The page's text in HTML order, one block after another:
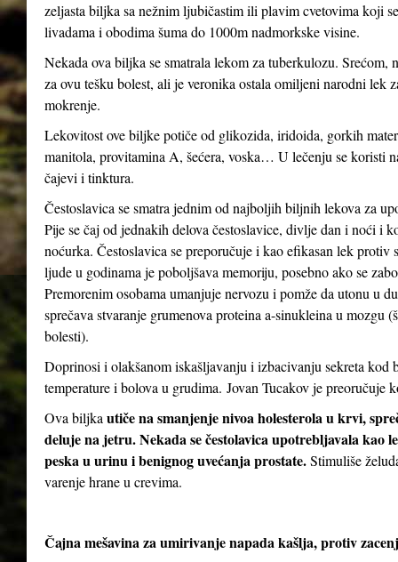
zeljasta biljka sa nežnim ljubičastim ili plavim cvetovima koji
livadama i obodima šuma do 1000m nadmorkske visine.
Nekada ova biljka se smatrala lekom za tuberkulozu.
za ovu tešku bolest, ali je veronika ostala omiljeni narodni lek
mokrenje.
Lekovitost ove biljke potiče od glikozida, iridoida, gorkih
manitola, provitamina A, šećera, voska… U lečenju se koristi
čajevi i tinktura.
Čestoslavica se smatra jednim od najboljih biljnih lekova za
Pije se čaj od jednakih delova čestoslavice, divlje dan i noći i
noćurka. Čestoslavica se preporučuje i kao efikasan lek
ljude u godinama je poboljšava memoriju, posebno ako se
Premorenim osobama umanjuje nervozu i pomže da utonu u
sprečava stvaranje grumenova proteina a-sinukleina u mozgu
bolesti).
Doprinosi i olakšanom iskašljavanju i izbacivanju sekreta kod
temperature i bolova u grudima. Jovan Tucakov je preoručuje
Ova biljka utiče na smanjenje nivoa holesterola u krvi,
deluje na jetru. Nekada se čestolavica upotrebljavala kao
peska u urinu i benignog uvećanja prostate.Stimuliše
varenje hrane u crevima.
Čajna mešavina za umirivanje napada kašlja, protiv